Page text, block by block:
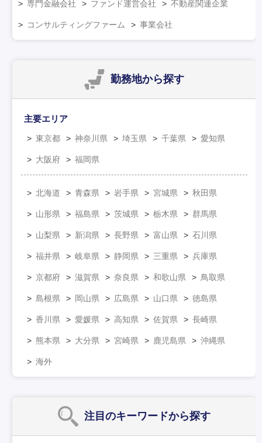
専門金融会社 ファンド運営会社 不動産関連企業
コンサルティングファーム 事業会社
勤務地から探す
主要エリア
東京都 神奈川県 埼玉県 千葉県 愛知県
大阪府 福岡県
北海道 青森県 岩手県 宮城県 秋田県
山形県 福島県 茨城県 栃木県 群馬県
山梨県 新潟県 長野県 富山県 石川県
福井県 岐阜県 静岡県 三重県 兵庫県
京都府 滋賀県 奈良県 和歌山県 鳥取県
島根県 岡山県 広島県 山口県 徳島県
香川県 愛媛県 高知県 佐賀県 長崎県
熊本県 大分県 宮崎県 鹿児島県 沖縄県
海外
注目のキーワードから探す